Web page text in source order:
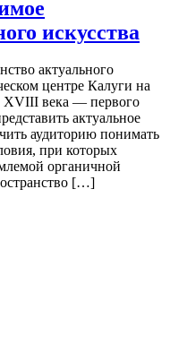
искусства
актуального
центре Калуги на
XVIII века — первого
актуальное
аудиторию понимать
при которых
органичной
[…]